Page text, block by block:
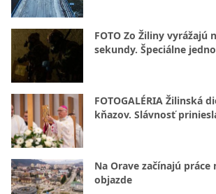
FOTO Zo Žiliny vyrážajú
sekundy. Špeciálne
FOTOGALÉRIA Žilinská
kňazov. Slávnosť
Na Orave začínajú
objazde